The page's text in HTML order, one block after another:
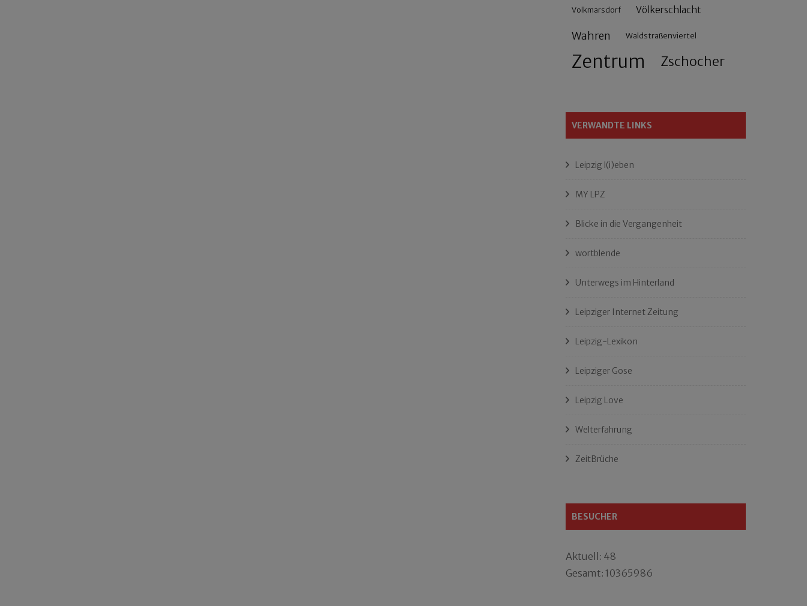
Volkmarsdorf Völkerschlacht
Wahren Waldstraßenviertel
Zentrum Zschocher
VERWANDTE LINKS
Leipzig l(i)eben
MY LPZ
Blicke in die Vergangenheit
wortblende
Unterwegs im Hinterland
Leipziger Internet Zeitung
Leipzig-Lexikon
Leipziger Gose
Leipzig Love
Welterfahrung
ZeitBrüche
BESUCHER
Aktuell: 48
Gesamt: 10365986